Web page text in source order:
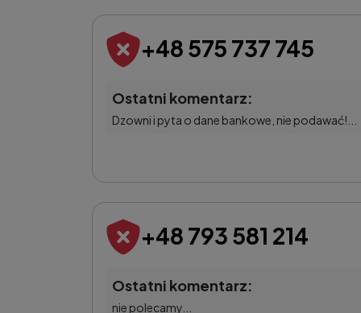
+48 575 737 745
Ostatni komentarz:
Dzowni i pyta o dane bankowe, nie podawać!...
+48 793 581 214
Ostatni komentarz:
nie polecamy...